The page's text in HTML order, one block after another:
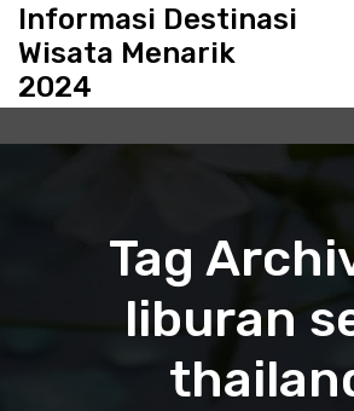
o
Informasi Destinasi
Wisata Menarik
2024
Tag
liburan